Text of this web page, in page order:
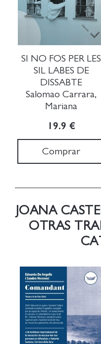
SI NO FOS PER LES
SIL LABES DE
DISSABTE
Salomao Carrara,
Mariana
19.9 €
Comprar
JOANA
OTRAS